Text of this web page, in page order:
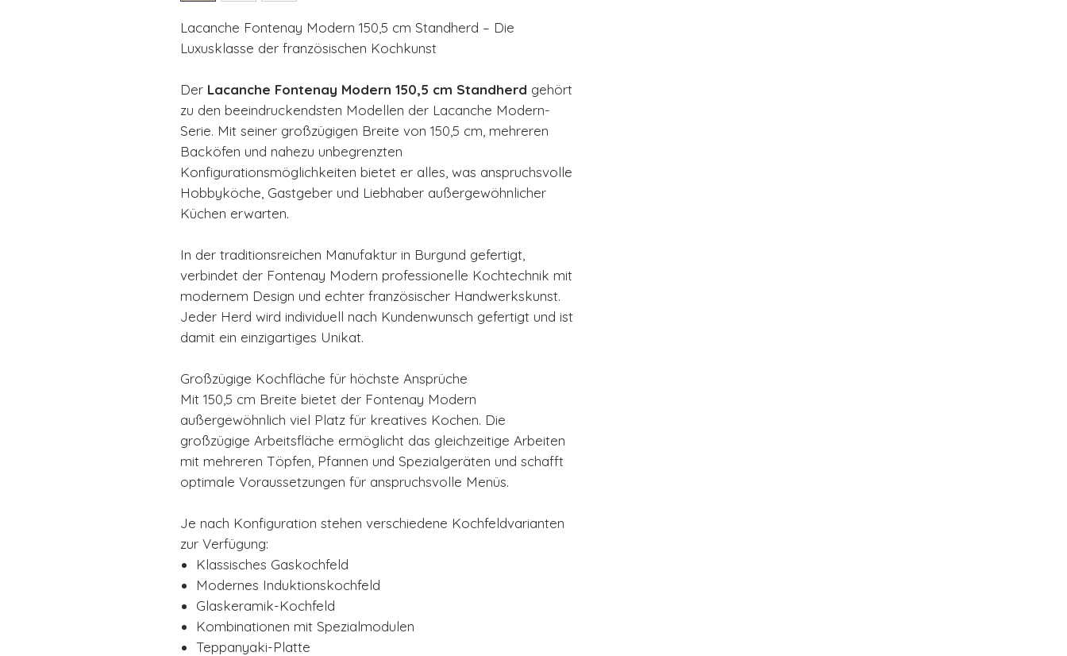
Lacanche Fontenay Modern 150,5 cm Standherd – Die
Luxusklasse der französischen Kochkunst
Der Lacanche Fontenay Modern 150,5 cm Standherd gehört
zu den beeindruckendsten Modellen der Lacanche Modern-
Serie. Mit seiner großzügigen Breite von 150,5 cm, mehreren
Backöfen und nahezu unbegrenzten
Konfigurationsmöglichkeiten bietet er alles, was anspruchsvolle
Hobbyköche, Gastgeber und Liebhaber außergewöhnlicher
Küchen erwarten.
In der traditionsreichen Manufaktur in Burgund gefertigt,
verbindet der Fontenay Modern professionelle Kochtechnik mit
modernem Design und echter französischer Handwerkskunst.
Jeder Herd wird individuell nach Kundenwunsch gefertigt und ist
damit ein einzigartiges Unikat.
Großzügige Kochfläche für höchste Ansprüche
Mit 150,5 cm Breite bietet der Fontenay Modern
außergewöhnlich viel Platz für kreatives Kochen. Die
großzügige Arbeitsfläche ermöglicht das gleichzeitige Arbeiten
mit mehreren Töpfen, Pfannen und Spezialgeräten und schafft
optimale Voraussetzungen für anspruchsvolle Menüs.
Je nach Konfiguration stehen verschiedene Kochfeldvarianten
zur Verfügung:
Klassisches Gaskochfeld
Modernes Induktionskochfeld
Glaskeramik-Kochfeld
Kombinationen mit Spezialmodulen
Teppanyaki-Platte